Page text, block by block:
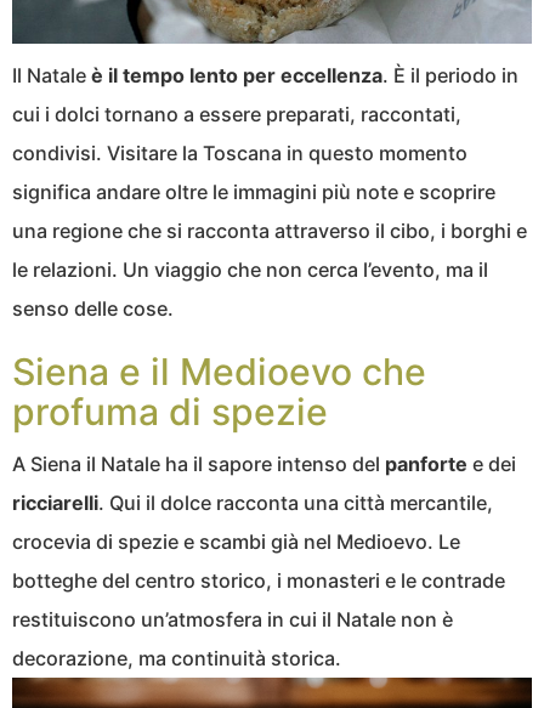
Il Natale è il tempo lento per eccellenza. È il periodo in
cui i dolci tornano a essere preparati, raccontati,
condivisi. Visitare la Toscana in questo momento
significa andare oltre le immagini più note e scoprire
una regione che si racconta attraverso il cibo, i borghi e
le relazioni. Un viaggio che non cerca l’evento, ma il
senso delle cose.
Siena e il Medioevo che
profuma di spezie
A Siena il Natale ha il sapore intenso del panforte e dei
ricciarelli. Qui il dolce racconta una città mercantile,
crocevia di spezie e scambi già nel Medioevo. Le
botteghe del centro storico, i monasteri e le contrade
restituiscono un’atmosfera in cui il Natale non è
decorazione, ma continuità storica.